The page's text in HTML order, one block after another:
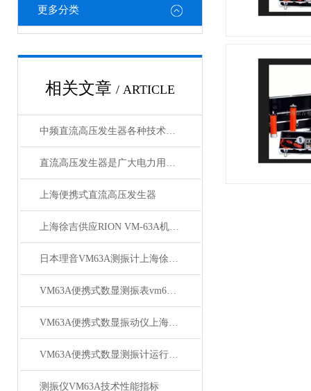
更多分类
相关文章 / ARTICLE
中频直流高压发生器各种技术指标均优于行业标准
直流高压发生器是广大电力用户*的设备
上海便携式直流高压发生器
上海徐吉供应RION VM-63A机械设备振动测量仪
日本理音VM63A测振计上海俆吉代理
VM63A便携式数显测振表vm63a vm63a测振仪厂家
VM63A便携式数显振动仪上海徐吉电气
VM63A便携式数显测振计运行参数
测振仪VM63A技术性能指标